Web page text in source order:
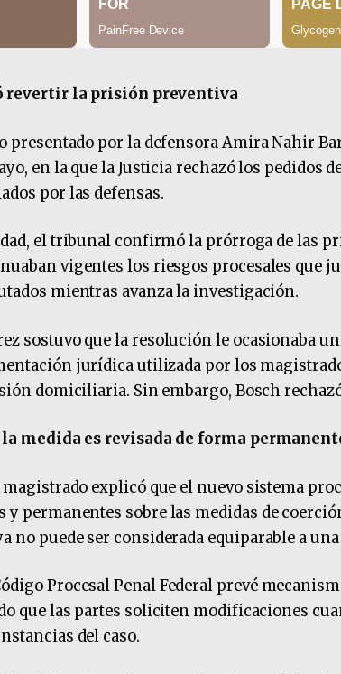
revertir la prisión preventiva
presentado por la defensora Amira Nahir
en la que la Justicia rechazó los pedidos
por las defensas.
el tribunal confirmó la prórroga de las
vigentes los riesgos procesales que
mientras avanza la investigación.
sostuvo que la resolución le ocasionaba
jurídica utilizada por los
domiciliaria. Sin embargo, Bosch
la medida es revisada de forma
explicó que el nuevo sistema
permanentes sobre las medidas de
no puede ser considerada equiparable a
Procesal Penal Federal prevé
que las partes soliciten modificaciones
del caso.